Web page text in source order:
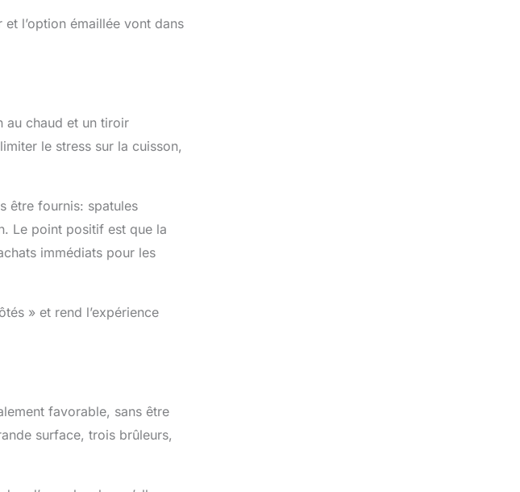
l’option émaillée vont dans
au chaud et un tiroir
le stress sur la cuisson,
être fournis: spatules
Le point positif est que la
immédiats pour les
» et rend l’expérience
favorable, sans être
surface, trois brûleurs,